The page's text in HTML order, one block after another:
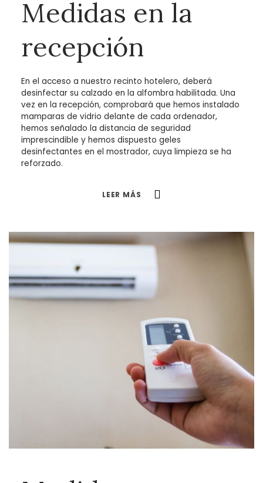
Medidas en la
recepción
En el acceso a nuestro recinto hotelero, deberá
desinfectar su calzado en la alfombra habilitada. Una
vez en la recepción, comprobará que hemos instalado
mamparas de vidrio delante de cada ordenador,
hemos señalado la distancia de seguridad
imprescindible y hemos dispuesto geles
desinfectantes en el mostrador, cuya limpieza se ha
reforzado.
LEER MÁS